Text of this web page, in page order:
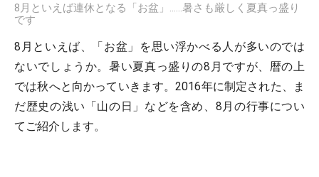
8月といえば連休となる「お盆」……暑さも厳しく夏真っ盛り
です
8月といえば、「お盆」を思い浮かべる人が多いのでは
ないでしょうか。暑い夏真っ盛りの8月ですが、暦の上
では秋へと向かっていきます。2016年に制定された、ま
だ歴史の浅い「山の日」などを含め、8月の行事につい
てご紹介します。